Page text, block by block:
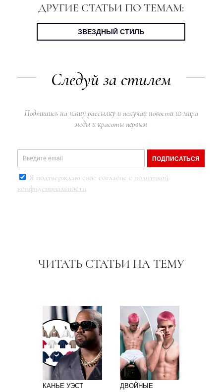
ДРУГИЕ СТАТЬИ ПО ТЕМАМ:
ЗВЕЗДНЫЙ СТИЛЬ
Следуй за стилем
Подпишись на нашу рассылку и получай новости из мира
моды и красоты первым
ПОДПИСАТЬСЯ
Я подтверждаю свое согласие с политикой
конфиденциальности
ЧИТАТЬ СТАТЬИ НА ТЕМУ
КАНЬЕ УЭСТ
ДВОЙНЫЕ